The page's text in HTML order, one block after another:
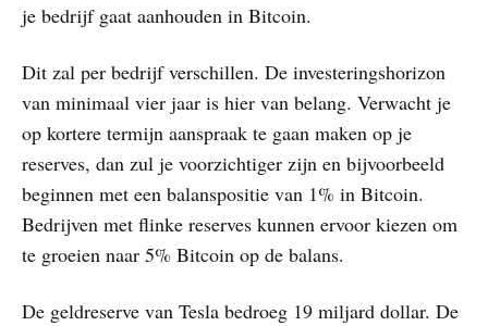
je bedrijf gaat aanhouden in Bitcoin.
Dit zal per bedrijf verschillen. De investeringshorizon
van minimaal vier jaar is hier van belang. Verwacht je
op kortere termijn aanspraak te gaan maken op je
reserves, dan zul je voorzichtiger zijn en bijvoorbeeld
beginnen met een balanspositie van 1% in Bitcoin.
Bedrijven met flinke reserves kunnen ervoor kiezen om
te groeien naar 5% Bitcoin op de balans.
De geldreserve van Tesla bedroeg 19 miljard dollar. De